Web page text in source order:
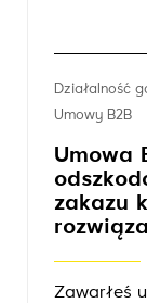
Działalność
Umowy B2B
Umowa
zakazu
Zawarłeś